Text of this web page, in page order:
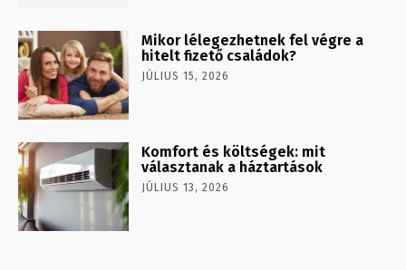
Mikor lélegezhetnek fel végre a
hitelt fizető családok?
JÚLIUS 15, 2026
Komfort és költségek: mit
választanak a háztartások
JÚLIUS 13, 2026